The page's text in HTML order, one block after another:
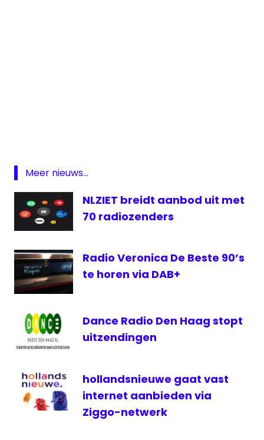
DB962
digitale
radio
FM
Internet
lokale
Radio
Zoetermeer
Meer nieuws...
NLZIET breidt aanbod uit met
70 radiozenders
Radio Veronica De Beste 90’s
te horen via DAB+
Dance Radio Den Haag stopt
uitzendingen
hollandsnieuwe gaat vast
internet aanbieden via
Ziggo-netwerk